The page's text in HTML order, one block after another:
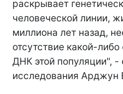
раскрывает
человеческой линии,
миллиона лет назад,
отсутствие какой-
ДНК этой популяции", -
исследования Арджун